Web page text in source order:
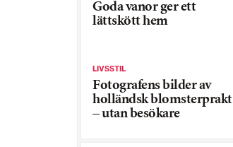
Goda vanor ger ett
lättskött hem
LIVSSTIL
Fotografens bilder av
holländsk blomsterprakt
– utan besökare